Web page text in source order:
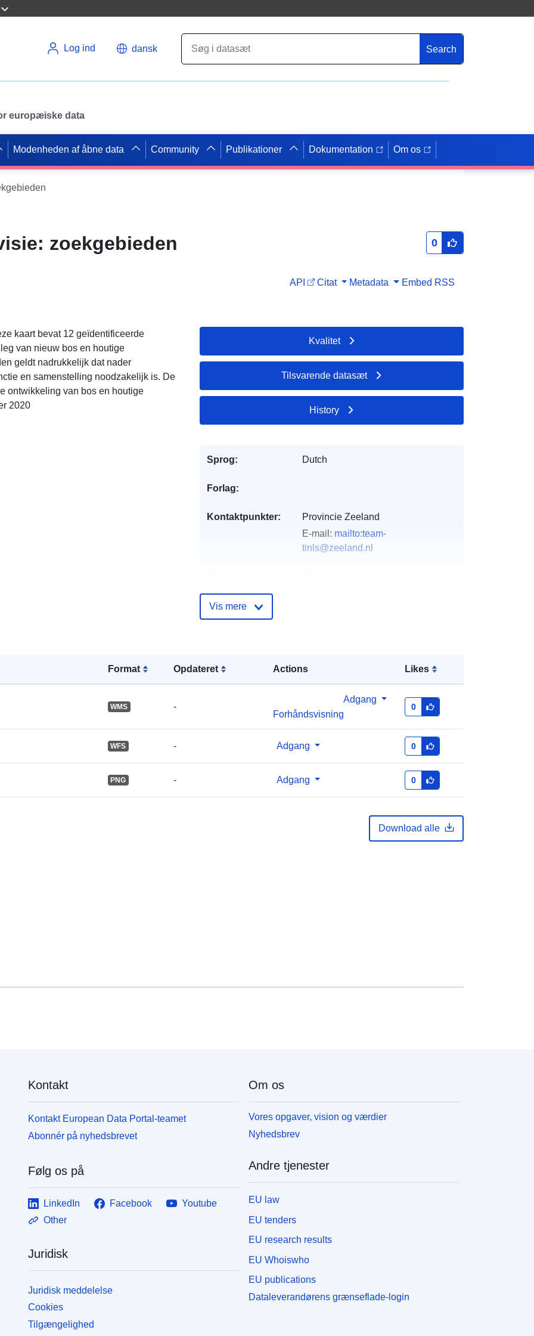
Log ind dansk Search
europæiske data
Modenheden af åbne data Community Publikationer Dokumentation Om os
zoekgebieden 0
API Citat Metadata Embed RSS
kaart bevat 12 geïdentificeerde
van nieuw bos en houtige
geldt nadrukkelijk dat nader
en samenstelling noodzakelijk is. De
ontwikkeling van bos en houtige
2020
Format Opdateret Actions Likes
WMS -
Adgang
Forhåndsvisning
0
WFS - Adgang 0
PNG - Adgang 0
Download alle
Kvalitet
Tilsvarende datasæt
History
Sprog: Dutch
Forlag:
Kontaktpunkter:
Provincie Zeeland
E-mail: mailto:team-
tinls@zeeland.nl
kataloger:
709-zeeuwse-bosvisie-
zoekgebieden
Vis mere
Kontakt
Kontakt European Data Portal-teamet
Abonnér på nyhedsbrevet
Følg os på
LinkedIn Facebook
Youtube
Other
Juridisk
Juridisk meddelelse
Cookies
Tilgængelighed
Om os
Vores opgaver, vision og værdier
Nyhedsbrev
Andre tjenester
EU law
EU tenders
EU research results
EU Whoiswho
EU publications
Dataleverandørens grænseflade-login